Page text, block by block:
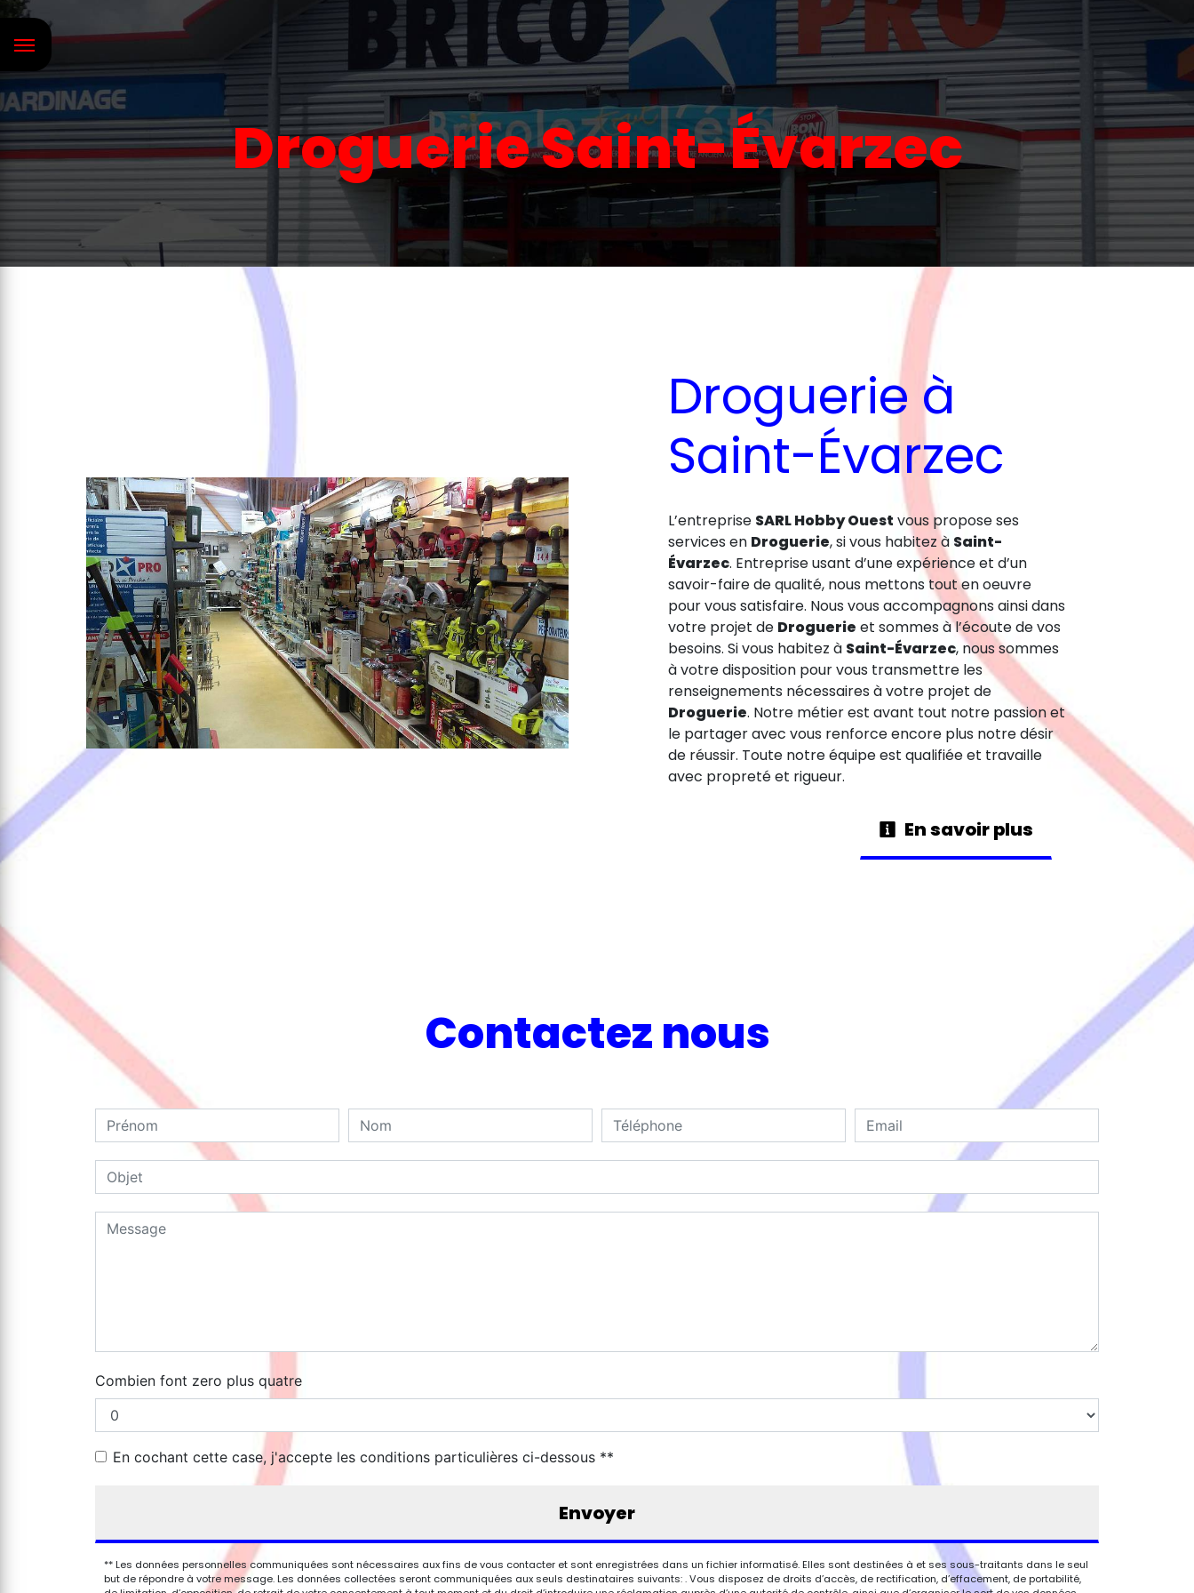
Droguerie Saint-Évarzec
Droguerie à
Saint-Évarzec
L’entreprise SARL Hobby Ouest vous propose ses
services en Droguerie, si vous habitez à Saint-
Évarzec. Entreprise usant d’une expérience et d’un
savoir-faire de qualité, nous mettons tout en oeuvre
pour vous satisfaire. Nous vous accompagnons ainsi dans
votre projet de Droguerie et sommes à l’écoute de vos
besoins. Si vous habitez à Saint-Évarzec, nous sommes
à votre disposition pour vous transmettre les
renseignements nécessaires à votre projet de
Droguerie. Notre métier est avant tout notre passion et
le partager avec vous renforce encore plus notre désir
de réussir. Toute notre équipe est qualifiée et travaille
avec propreté et rigueur.
En savoir plus
Contactez nous
Combien font zero plus quatre
En cochant cette case, j'accepte les conditions particulières ci-dessous **
Envoyer
** Les données personnelles communiquées sont nécessaires aux fins de vous contacter et sont enregistrées dans un fichier informatisé. Elles sont destinées à et ses sous-traitants dans le seul
but de répondre à votre message. Les données collectées seront communiquées aux seuls destinataires suivants: . Vous disposez de droits d’accès, de rectification, d’effacement, de portabilité,
Panneau de gestion des cookies